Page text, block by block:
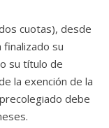
cuotas), desde
finalizado su
su título de
la exención de la
debe